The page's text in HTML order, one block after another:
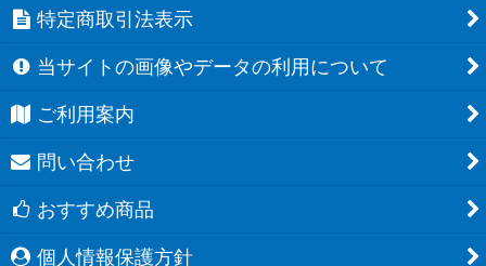
特定商取引法表示
当サイトの画像やデータの利用について
ご利用案内
問い合わせ
おすすめ商品
個人情報保護方針